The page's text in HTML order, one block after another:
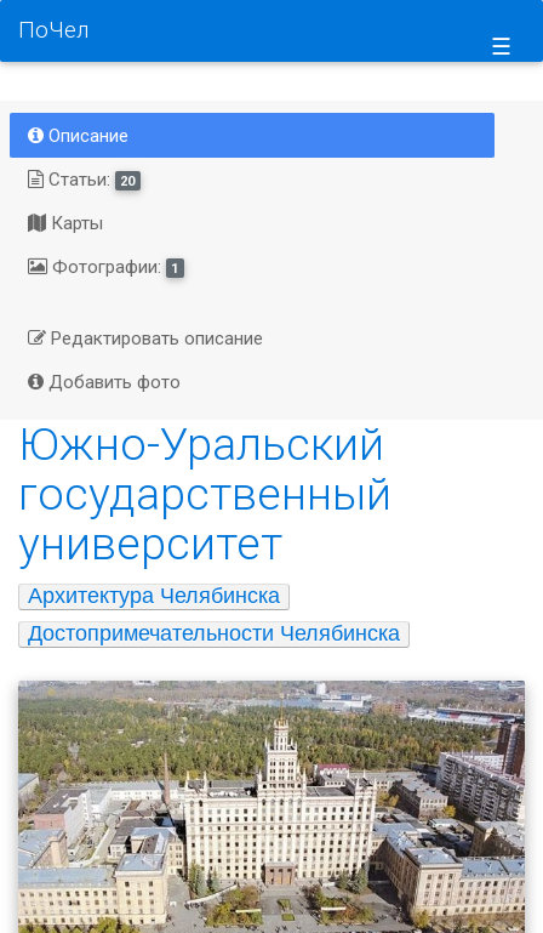
☰
ПоЧел
Описание
Статьи:
20
Карты
Фотографии:
1
Редактировать описание
Добавить фото
Южно-Уральский
государственный
университет
Архитектура Челябинска
Достопримечательности Челябинска